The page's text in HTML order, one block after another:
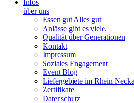
Infos
über uns
Essen gut Alles gut
Anlässe gibt es viele.
Qualität über Generationen
Kontakt
Impressum
Soziales Engagement
Event Blog
Liefergebiete im Rhein
Zertifikate
Datenschutz